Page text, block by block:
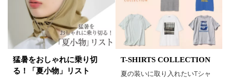
猛暑をおしゃれに乗り切
る！「夏小物」リスト
T-SHIRTS COLLECTION
夏の装いに取り入れたいTシャ